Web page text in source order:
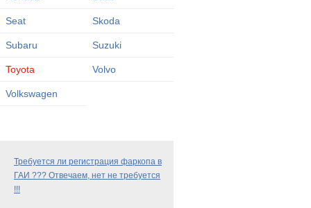
Seat Skoda
Subaru Suzuki
Toyota Volvo
Volkswagen
Требуется ли регистрация фаркопа в
ГАИ ??? Отвечаем, нет не требуется
!!!